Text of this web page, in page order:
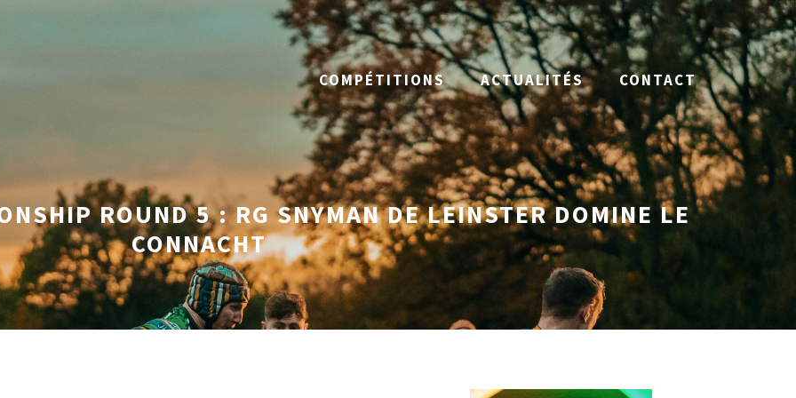
COMPÉTITIONS ACTUALITÉS CONTACT
ROUND 5 : RG SNYMAN DE LEINSTER DOMINE LE
CONNACHT